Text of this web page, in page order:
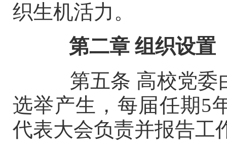
织生机活力。
第二章 组织设置
第五条 高校党委
选举产生，每届任期5
代表大会负责并报告工